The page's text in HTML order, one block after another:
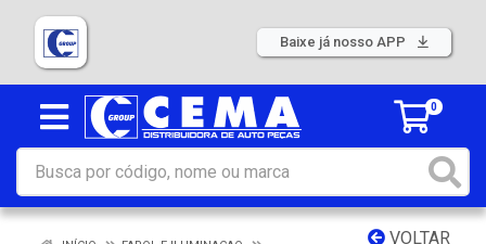
Baixe já nosso APP
0
VOLTAR